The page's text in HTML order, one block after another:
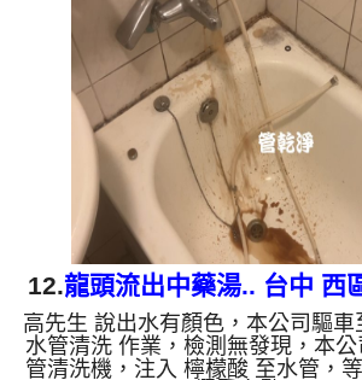
狀物體，四個多小時後，出水變乾
熱也正常了。 如是自來水，如水
鏽跟泥沙堆積，洗出來的水就會是
有氧化錳，管壁上會結成黑色管垢
石油一樣黑，有些洗出綠色的水，
物質，生鏽產生銅
12.龍頭流出中藥湯.. 台中 西
管
高先生 說出水有顏色，本公司驅
水管清洗 作業，檢測無發現，本
管清洗機，注入 檸檬酸 至水管，